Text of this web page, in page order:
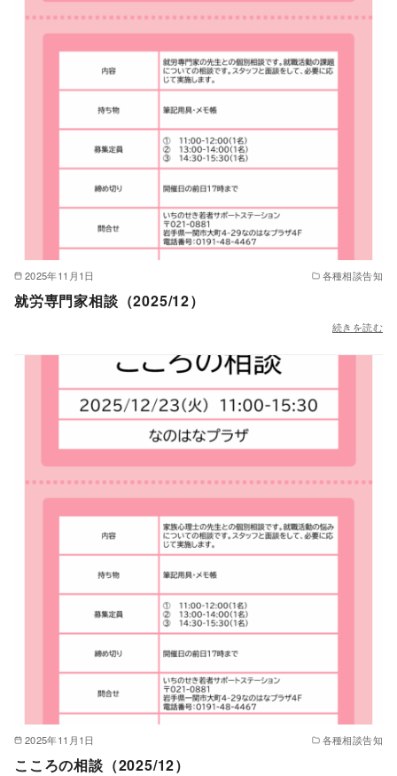
2025年11月1日 各種相談告知
就労専門家相談（2025/12）
続きを読む
2025年11月1日 各種相談告知
こころの相談（2025/12）